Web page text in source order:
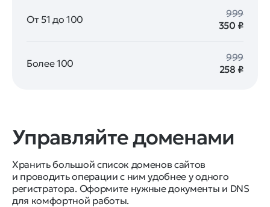
От 51 до 100
999
350 ₽
Более 100
999
258 ₽
Управляйте доменами
Хранить большой список доменов сайтов
и проводить операции с ним удобнее у одного
регистратора. Оформите нужные документы и DNS
для комфортной работы.